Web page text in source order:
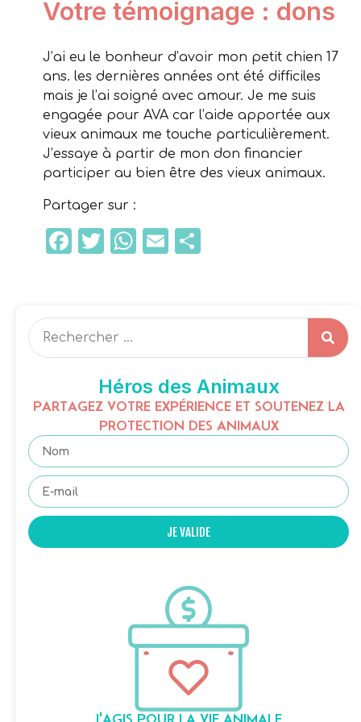
Votre témoignage : dons
J’ai eu le bonheur d’avoir mon petit chien 17
ans. les dernières années ont été difficiles
mais je l’ai soigné avec amour. Je me suis
engagée pour AVA car l’aide apportée aux
vieux animaux me touche particulièrement.
J’essaye à partir de mon don financier
participer au bien être des vieux animaux.
Partager sur :
Facebook
Twitter
WhatsApp
Email
Héros des Animaux
PARTAGEZ VOTRE EXPÉRIENCE ET SOUTENEZ LA
PROTECTION DES ANIMAUX
JE VALIDE